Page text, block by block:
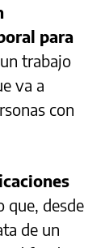
para
trabajo
va a
con
que, desde
de un